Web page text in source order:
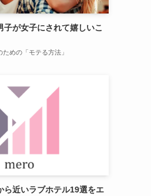
子が女子にされて嬉しいこ
ための「モテる方法」
ら近いラブホテル19選をエ